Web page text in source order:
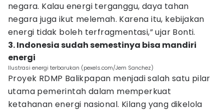
negara. Kalau energi terganggu, daya tahan
negara juga ikut melemah. Karena itu, kebijakan
energi tidak boleh terfragmentasi,” ujar Bonti.
3. Indonesia sudah semestinya bisa mandiri
energi
Ilustrasi energi terbarukan (pexels.com/Jem Sanchez)
Proyek RDMP Balikpapan menjadi salah satu pilar
utama pemerintah dalam memperkuat
ketahanan energi nasional. Kilang yang dikelola